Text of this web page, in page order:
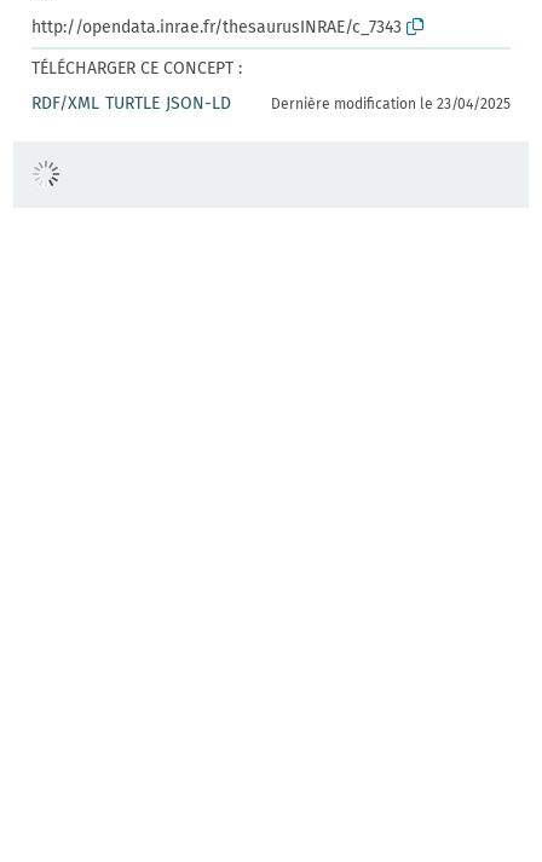
http://opendata.inrae.fr/thesaurusINRAE/c_7343
TÉLÉCHARGER CE CONCEPT :
RDF/XML TURTLE JSON-LD Dernière modification le 23/04/2025